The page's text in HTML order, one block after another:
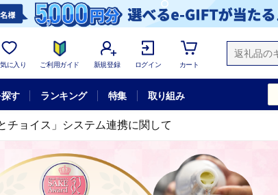
に入り ご利用ガイド 新規登録 ログイン カート
す ランキング 特集 取り組み
チョイス」システム連携に関して